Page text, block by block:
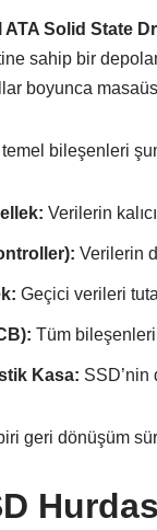
ATA Solid State
sahip bir
boyunca
bileşenleri
Verilerin
Verilerin
Geçici verileri
Tüm
Kasa: SSD’nin
geri dönüşüm